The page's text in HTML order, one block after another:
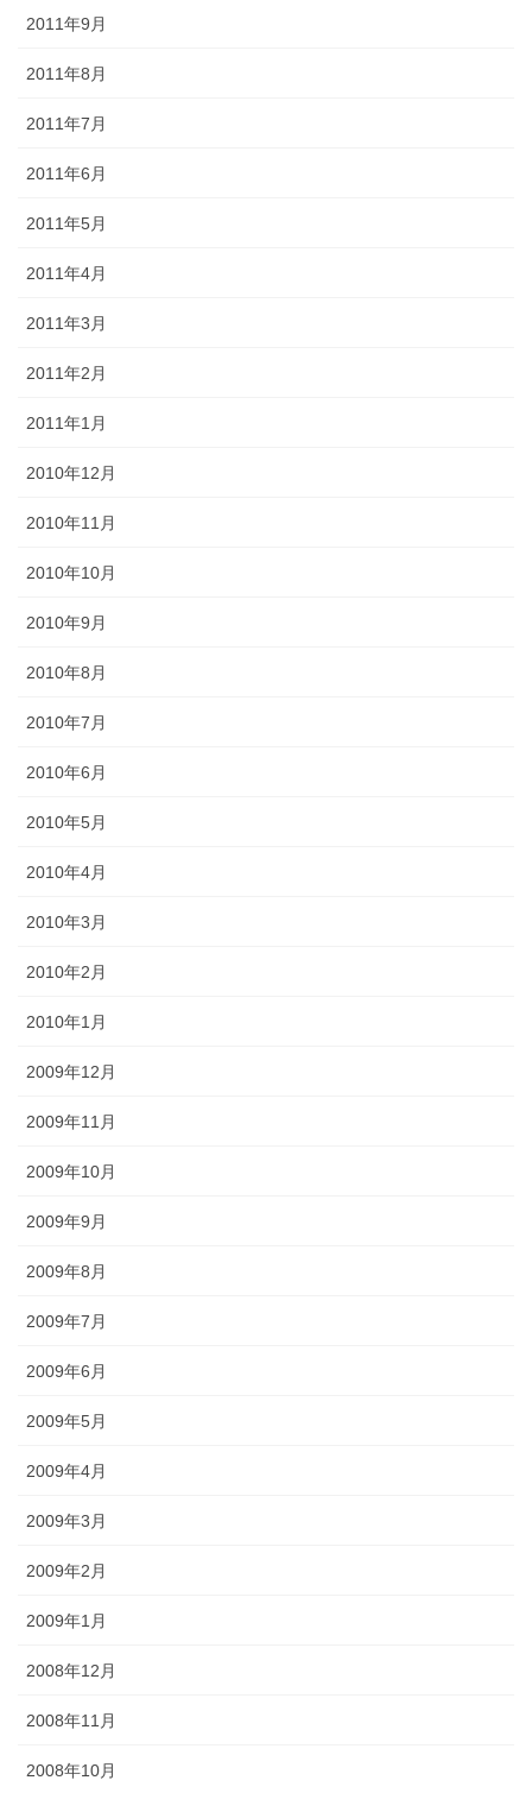
2011年9月
2011年8月
2011年7月
2011年6月
2011年5月
2011年4月
2011年3月
2011年2月
2011年1月
2010年12月
2010年11月
2010年10月
2010年9月
2010年8月
2010年7月
2010年6月
2010年5月
2010年4月
2010年3月
2010年2月
2010年1月
2009年12月
2009年11月
2009年10月
2009年9月
2009年8月
2009年7月
2009年6月
2009年5月
2009年4月
2009年3月
2009年2月
2009年1月
2008年12月
2008年11月
2008年10月